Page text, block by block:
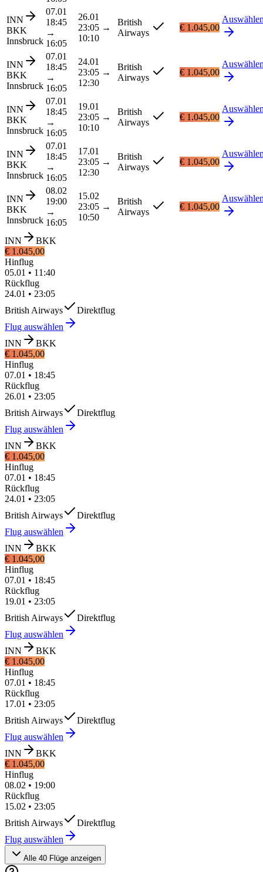
INN
BKK
Innsbruck
07.01
18:45
→
16:05
26.01
23:05 →
10:10
British
Airways
€ 1.045,00
INN
BKK
Innsbruck
07.01
18:45
→
16:05
24.01
23:05 →
12:30
British
Airways
€ 1.045,00
INN
BKK
Innsbruck
07.01
18:45
→
16:05
19.01
23:05 →
10:10
British
Airways
€ 1.045,00
INN
BKK
Innsbruck
07.01
18:45
→
16:05
17.01
23:05 →
12:30
British
Airways
€ 1.045,00
INN
BKK
Innsbruck
08.02
19:00
→
16:05
15.02
23:05 →
10:50
British
Airways
€ 1.045,00
INN
BKK
€ 1.045,00
Hinflug
05.01 • 11:40
Rückflug
24.01 • 23:05
British Airways
Direktflug
Flug auswählen
INN
BKK
€ 1.045,00
Hinflug
07.01 • 18:45
Rückflug
26.01 • 23:05
British Airways
Direktflug
Flug auswählen
INN
BKK
€ 1.045,00
Hinflug
07.01 • 18:45
Rückflug
24.01 • 23:05
British Airways
Direktflug
Flug auswählen
INN
BKK
€ 1.045,00
Hinflug
07.01 • 18:45
Rückflug
19.01 • 23:05
British Airways
Direktflug
Flug auswählen
INN
BKK
€ 1.045,00
Hinflug
07.01 • 18:45
Rückflug
17.01 • 23:05
British Airways
Direktflug
Flug auswählen
INN
BKK
€ 1.045,00
Hinflug
08.02 • 19:00
Rückflug
15.02 • 23:05
British Airways
Direktflug
Flug auswählen
Alle 40 Flüge anzeigen